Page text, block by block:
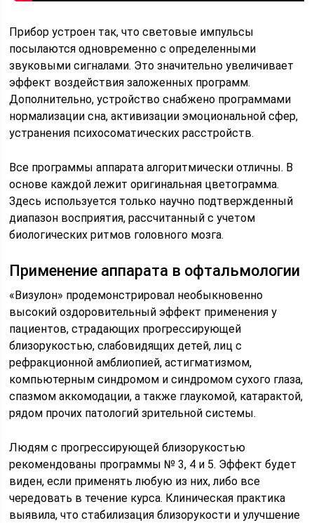
Прибор устроен так, что световые импульсы
посылаются одновременно с определенными
звуковыми сигналами. Это значительно увеличивает
эффект воздействия заложенных программ.
Дополнительно, устройство снабжено программами
нормализации сна, активизации эмоциональной сфер,
устранения психосоматических расстройств.
Все программы аппарата алгоритмически отличны. В
основе каждой лежит оригинальная цветограмма.
Здесь используется только научно подтвержденный
диапазон восприятия, рассчитанный с учетом
биологических ритмов головного мозга.
Применение аппарата в офтальмологии
«Визулон» продемонстрировал необыкновенно
высокий оздоровительный эффект применения у
пациентов, страдающих прогрессирующей
близорукостью, слабовидящих детей, лиц с
рефракционной амблиопией, астигматизмом,
компьютерным синдромом и синдромом сухого глаза,
спазмом аккомодации, а также глаукомой, катарактой,
рядом прочих патологий зрительной системы.
Людям с прогрессирующей близорукостью
рекомендованы программы № 3, 4 и 5. Эффект будет
виден, если применять любую из них, либо все
чередовать в течение курса. Клиническая практика
выявила, что стабилизация близорукости и улучшение